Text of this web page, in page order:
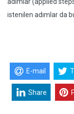
istenilen adımlar da
E-mail
Share